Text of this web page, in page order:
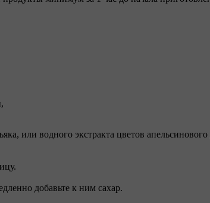
или водного экстракта цветов
добавьте к ним сахар.